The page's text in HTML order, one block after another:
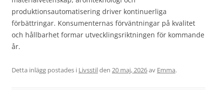
produktionsautomatisering driver kontinuerliga
förbättringar. Konsumenternas förväntningar på kvalitet
och hållbarhet formar utvecklingsriktningen för kommande
år.
Detta inlägg postades i Livsstilden 20 maj, 2026av Emma.